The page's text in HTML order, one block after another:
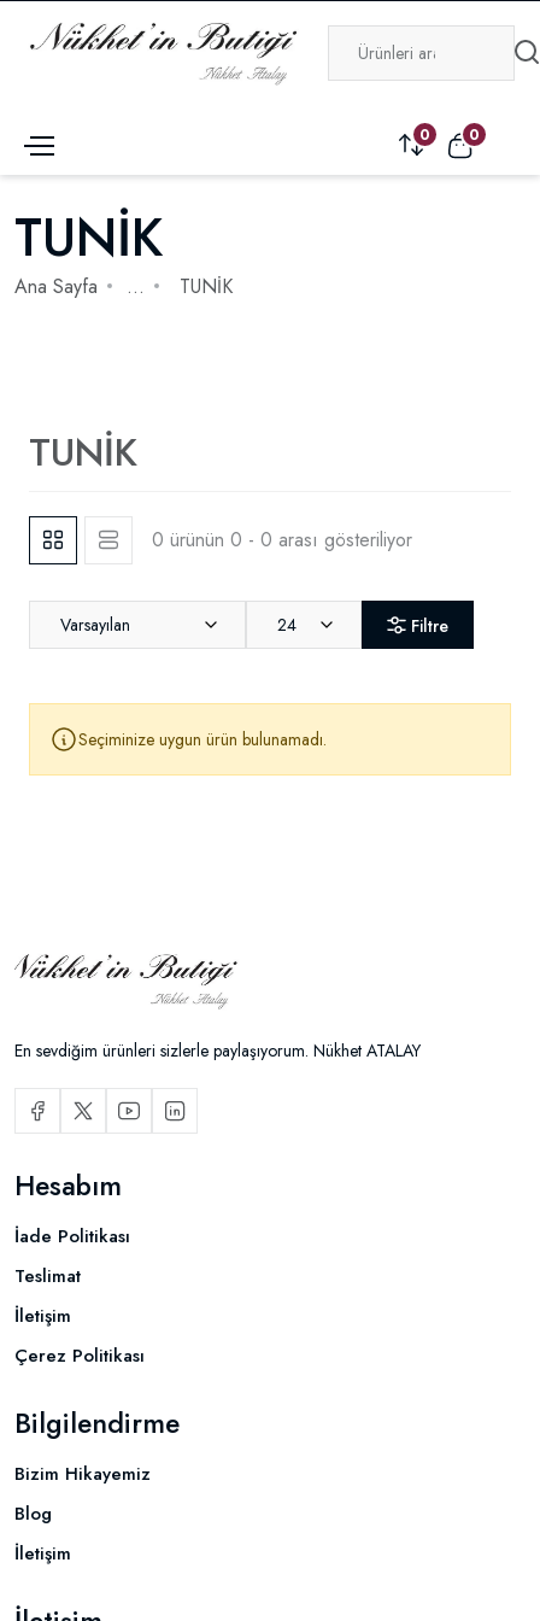
0 0
TUNİK
Ana Sayfa ... TUNİK
TUNİK
0 ürünün 0 - 0 arası gösteriliyor
Varsayılan 24 Filtre
Seçiminize uygun ürün bulunamadı.
En sevdiğim ürünleri sizlerle paylaşıyorum. Nükhet ATALAY
Hesabım
İade Politikası
Teslimat
İletişim
Çerez Politikası
Bilgilendirme
Bizim Hikayemiz
Blog
İletişim